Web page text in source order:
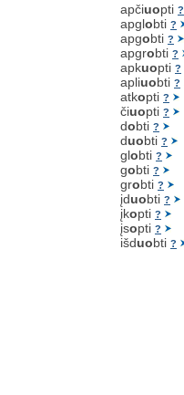
apčiuopti ?
apglobti ?
apgobti ?
apgrobti ?
apkuopti ?
apliuobti ?
atkopti ?
čiuopti ?
dobti ?
duobti ?
globti ?
gobti ?
grobti ?
įduobti ?
įkopti ?
įsopti ?
išduobti ?